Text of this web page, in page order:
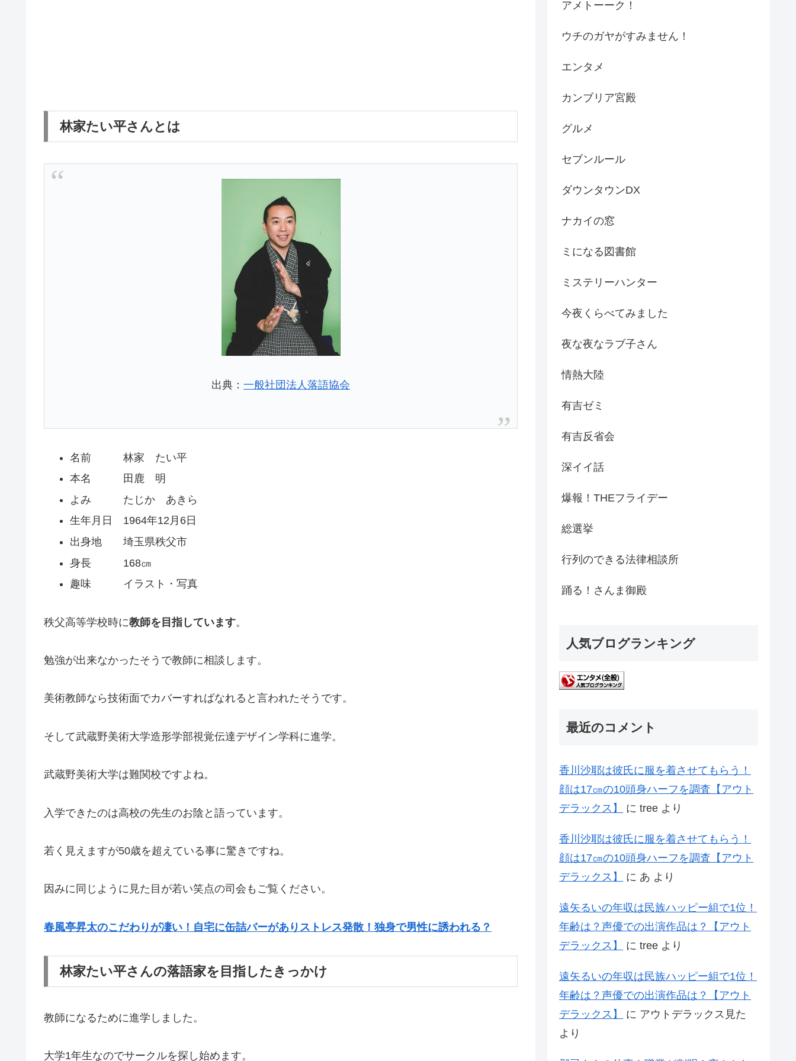
林家たい平さんとは
出典： 一般社団法人落語協会
名前 林家 たい平
本名 田鹿 明
よみ たじか あきら
生年月日 1964年12月6日
出身地 埼玉県秩父市
身長 168㎝
趣味 イラスト・写真
秩父高等学校時に教師を目指しています。
勉強が出来なかったそうで教師に相談します。
美術教師なら技術面でカバーすればなれると言われたそうです。
そして武蔵野美術大学造形学部視覚伝達デザイン学科に進学。
武蔵野美術大学は難関校ですよね。
入学できたのは高校の先生のお陰と語っています。
若く見えますが50歳を超えている事に驚きですね。
因みに同じように見た目が若い笑点の司会もご覧ください。
春風亭昇太のこだわりが凄い！自宅に缶詰バーがありストレス発散！独身で男性に誘われる？
林家たい平さんの落語家を目指したきっかけ
教師になるために進学しました。
大学1年生なのでサークルを探し始めます。
アメトーーク！
ウチのガヤがすみません！
エンタメ
カンブリア宮殿
グルメ
セブンルール
ダウンタウンDX
ナカイの窓
ミになる図書館
ミステリーハンター
今夜くらべてみました
夜な夜なラブ子さん
情熱大陸
有吉ゼミ
有吉反省会
深イイ話
爆報！THEフライデー
総選挙
行列のできる法律相談所
踊る！さんま御殿
人気ブログランキング
最近のコメント
香川沙耶は彼氏に服を着させてもらう！
顔は17㎝の10頭身ハーフを調査【アウト
デラックス】
に tree より
香川沙耶は彼氏に服を着させてもらう！
顔は17㎝の10頭身ハーフを調査【アウト
デラックス】
に あ より
遠矢るいの年収は民族ハッピー組で1位！
年齢は？声優での出演作品は？【アウト
デラックス】
に tree より
遠矢るいの年収は民族ハッピー組で1位！
年齢は？声優での出演作品は？【アウト
デラックス】
に アウトデラックス見た
より